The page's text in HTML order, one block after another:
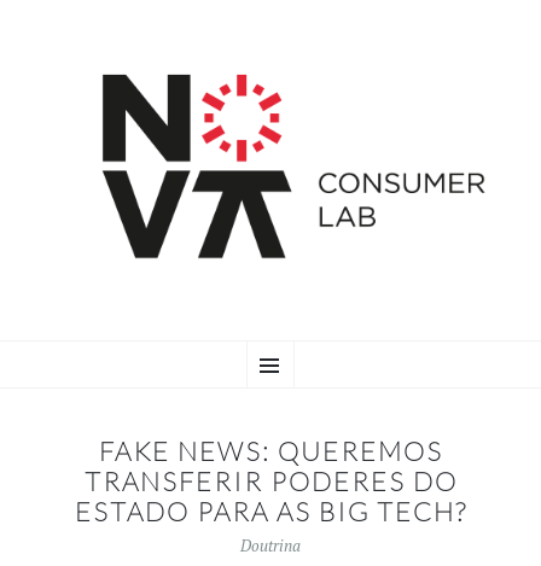
TO
FAKE NEWS: QUEREMOS
TRANSFERIR PODERES DO
ESTADO PARA AS BIG TECH?
Doutrina